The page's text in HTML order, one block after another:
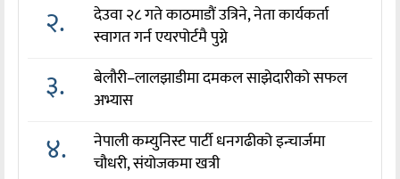
२.
देउवा २८ गते काठमाडौं उत्रिने, नेता कार्यकर्ता
स्वागत गर्न एयरपोर्टमै पुग्ने
३.
बेलौरी–लालझाडीमा दमकल साझेदारीको सफल
अभ्यास
४.
नेपाली कम्युनिस्ट पार्टी धनगढीको इन्चार्जमा
चौधरी, संयोजकमा खत्री